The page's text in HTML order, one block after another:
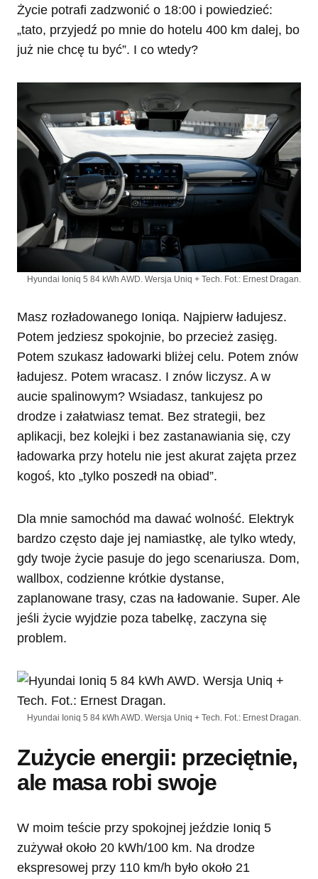
Życie potrafi zadzwonić o 18:00 i powiedzieć:
„tato, przyjedź po mnie do hotelu 400 km dalej, bo
już nie chcę tu być”. I co wtedy?
Hyundai Ioniq 5 84 kWh AWD. Wersja Uniq + Tech. Fot.: Ernest Dragan.
Masz rozładowanego Ioniqa. Najpierw ładujesz.
Potem jedziesz spokojnie, bo przecież zasięg.
Potem szukasz ładowarki bliżej celu. Potem znów
ładujesz. Potem wracasz. I znów liczysz. A w
aucie spalinowym? Wsiadasz, tankujesz po
drodze i załatwiasz temat. Bez strategii, bez
aplikacji, bez kolejki i bez zastanawiania się, czy
ładowarka przy hotelu nie jest akurat zajęta przez
kogoś, kto „tylko poszedł na obiad”.
Dla mnie samochód ma dawać wolność. Elektryk
bardzo często daje jej namiastkę, ale tylko wtedy,
gdy twoje życie pasuje do jego scenariusza. Dom,
wallbox, codzienne krótkie dystanse,
zaplanowane trasy, czas na ładowanie. Super. Ale
jeśli życie wyjdzie poza tabelkę, zaczyna się
problem.
Hyundai Ioniq 5 84 kWh AWD. Wersja Uniq + Tech. Fot.: Ernest Dragan.
Zużycie energii: przeciętnie,
ale masa robi swoje
W moim teście przy spokojnej jeździe Ioniq 5
zużywał około 20 kWh/100 km. Na drodze
ekspresowej przy 110 km/h było około 21